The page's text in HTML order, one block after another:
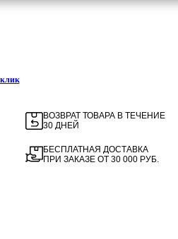
ВОЗВРАТ ТОВАРА В ТЕЧЕНИЕ
30 ДНЕЙ
БЕСПЛАТНАЯ ДОСТАВКА
ПРИ ЗАКАЗЕ ОТ 30 000 РУБ.